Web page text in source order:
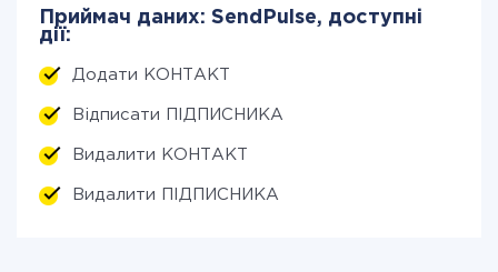
Приймач даних: SendPulse, доступні
дії:
Додати КОНТАКТ
Відписати ПІДПИСНИКА
Видалити КОНТАКТ
Видалити ПІДПИСНИКА